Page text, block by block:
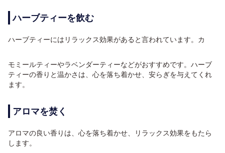
ハーブティーを飲む
ハーブティーにはリラックス効果があると言われています。カ
モミールティーやラベンダーティーなどがおすすめです。ハーブ
ティーの香りと温かさは、心を落ち着かせ、安らぎを与えてくれ
ます。
アロマを焚く
アロマの良い香りは、心を落ち着かせ、リラックス効果をもたら
します。